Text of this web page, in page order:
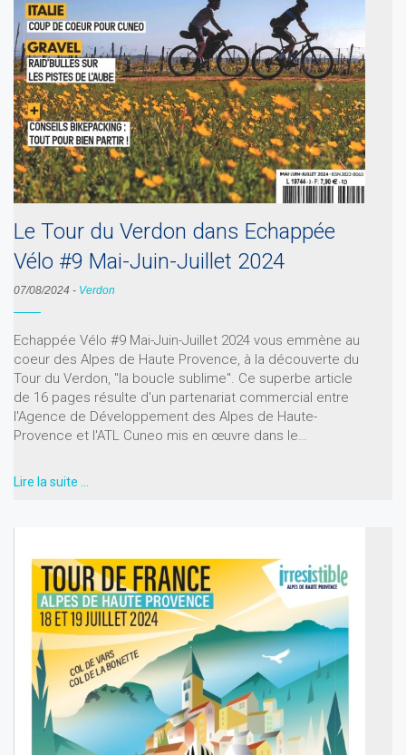
Le Tour du Verdon dans Echappée
Vélo #9 Mai-Juin-Juillet 2024
07/08/2024 - Verdon
Echappée Vélo #9 Mai-Juin-Juillet 2024 vous emmène au
coeur des Alpes de Haute Provence, à la découverte du
Tour du Verdon, "la boucle sublime". Ce superbe article
de 16 pages résulte d'un partenariat commercial entre
l'Agence de Développement des Alpes de Haute-
Provence et l'ATL Cuneo mis en œuvre dans le…
Lire la suite …